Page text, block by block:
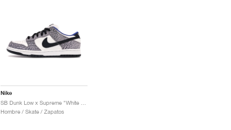
Nike
Hombre / Skate / Zapatos